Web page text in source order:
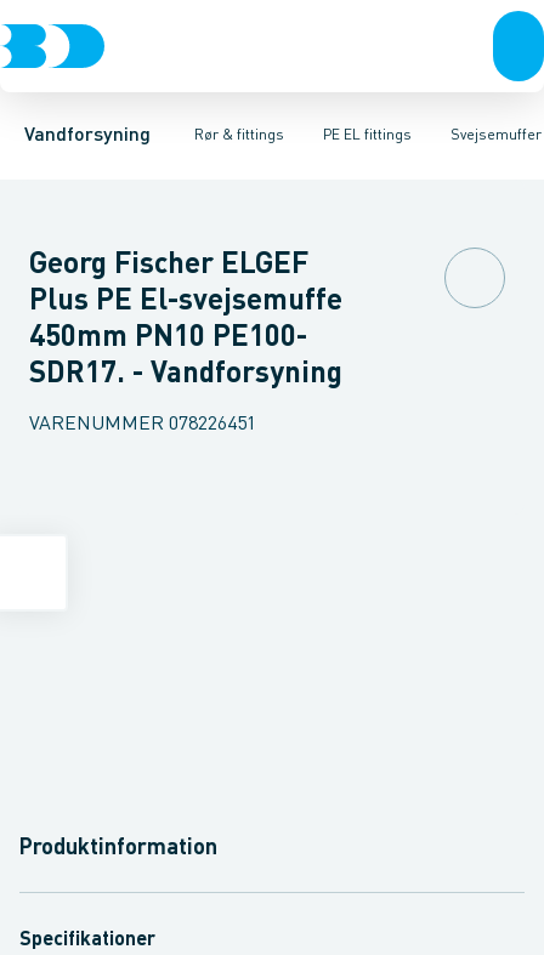
Vandforsyning Rør & fittings
Rør & fittingsKoblinger & anboringerMuffer, klemmer &
PE EL fittings
PE rørPE EL fittingsPE fittings Duktiljern fittings Svejsemuffer
VinklerT-stykker SvejsemufferReduktionerAnboringssadler-
Georg Fischer ELGEF
Plus PE El-svejsemuffe
450mm PN10 PE100-
SDR17. - Vandforsyning
VARENUMMER 078226451
Produktinformation
Specifikationer